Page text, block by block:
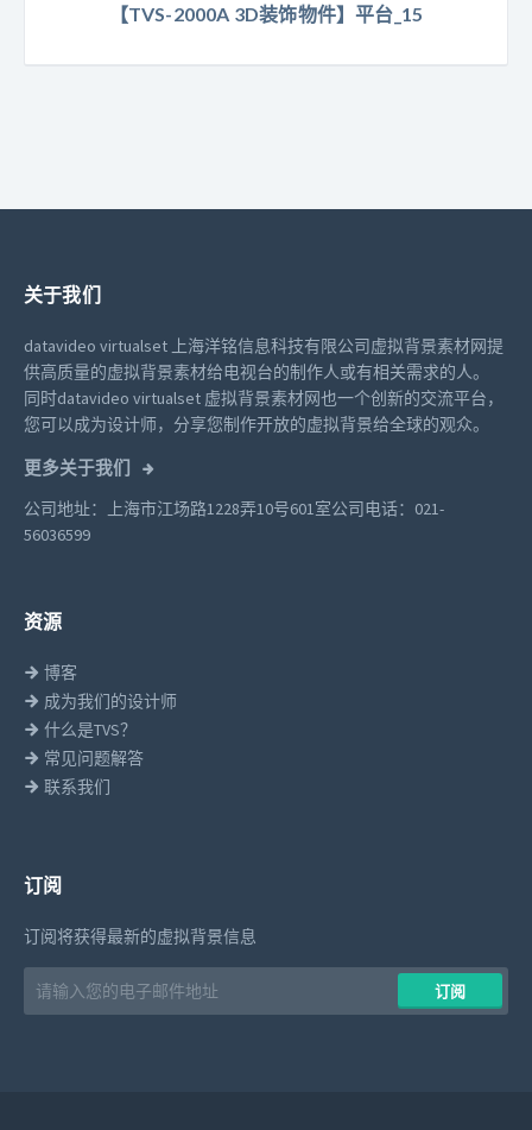
【TVS-2000A 3D装饰物件】平台_15
关于我们
datavideo virtualset 上海洋铭信息科技有限公司虚拟背景素材网提
供高质量的虚拟背景素材给电视台的制作人或有相关需求的人。
同时datavideo virtualset 虚拟背景素材网也一个创新的交流平台，
您可以成为设计师，分享您制作开放的虚拟背景给全球的观众。
更多关于我们
公司地址：上海市江场路1228弄10号601室公司电话：021-
56036599
资源
博客
成为我们的设计师
什么是TVS？
常见问题解答
联系我们
订阅
订阅将获得最新的虚拟背景信息
Email
address
​​订阅